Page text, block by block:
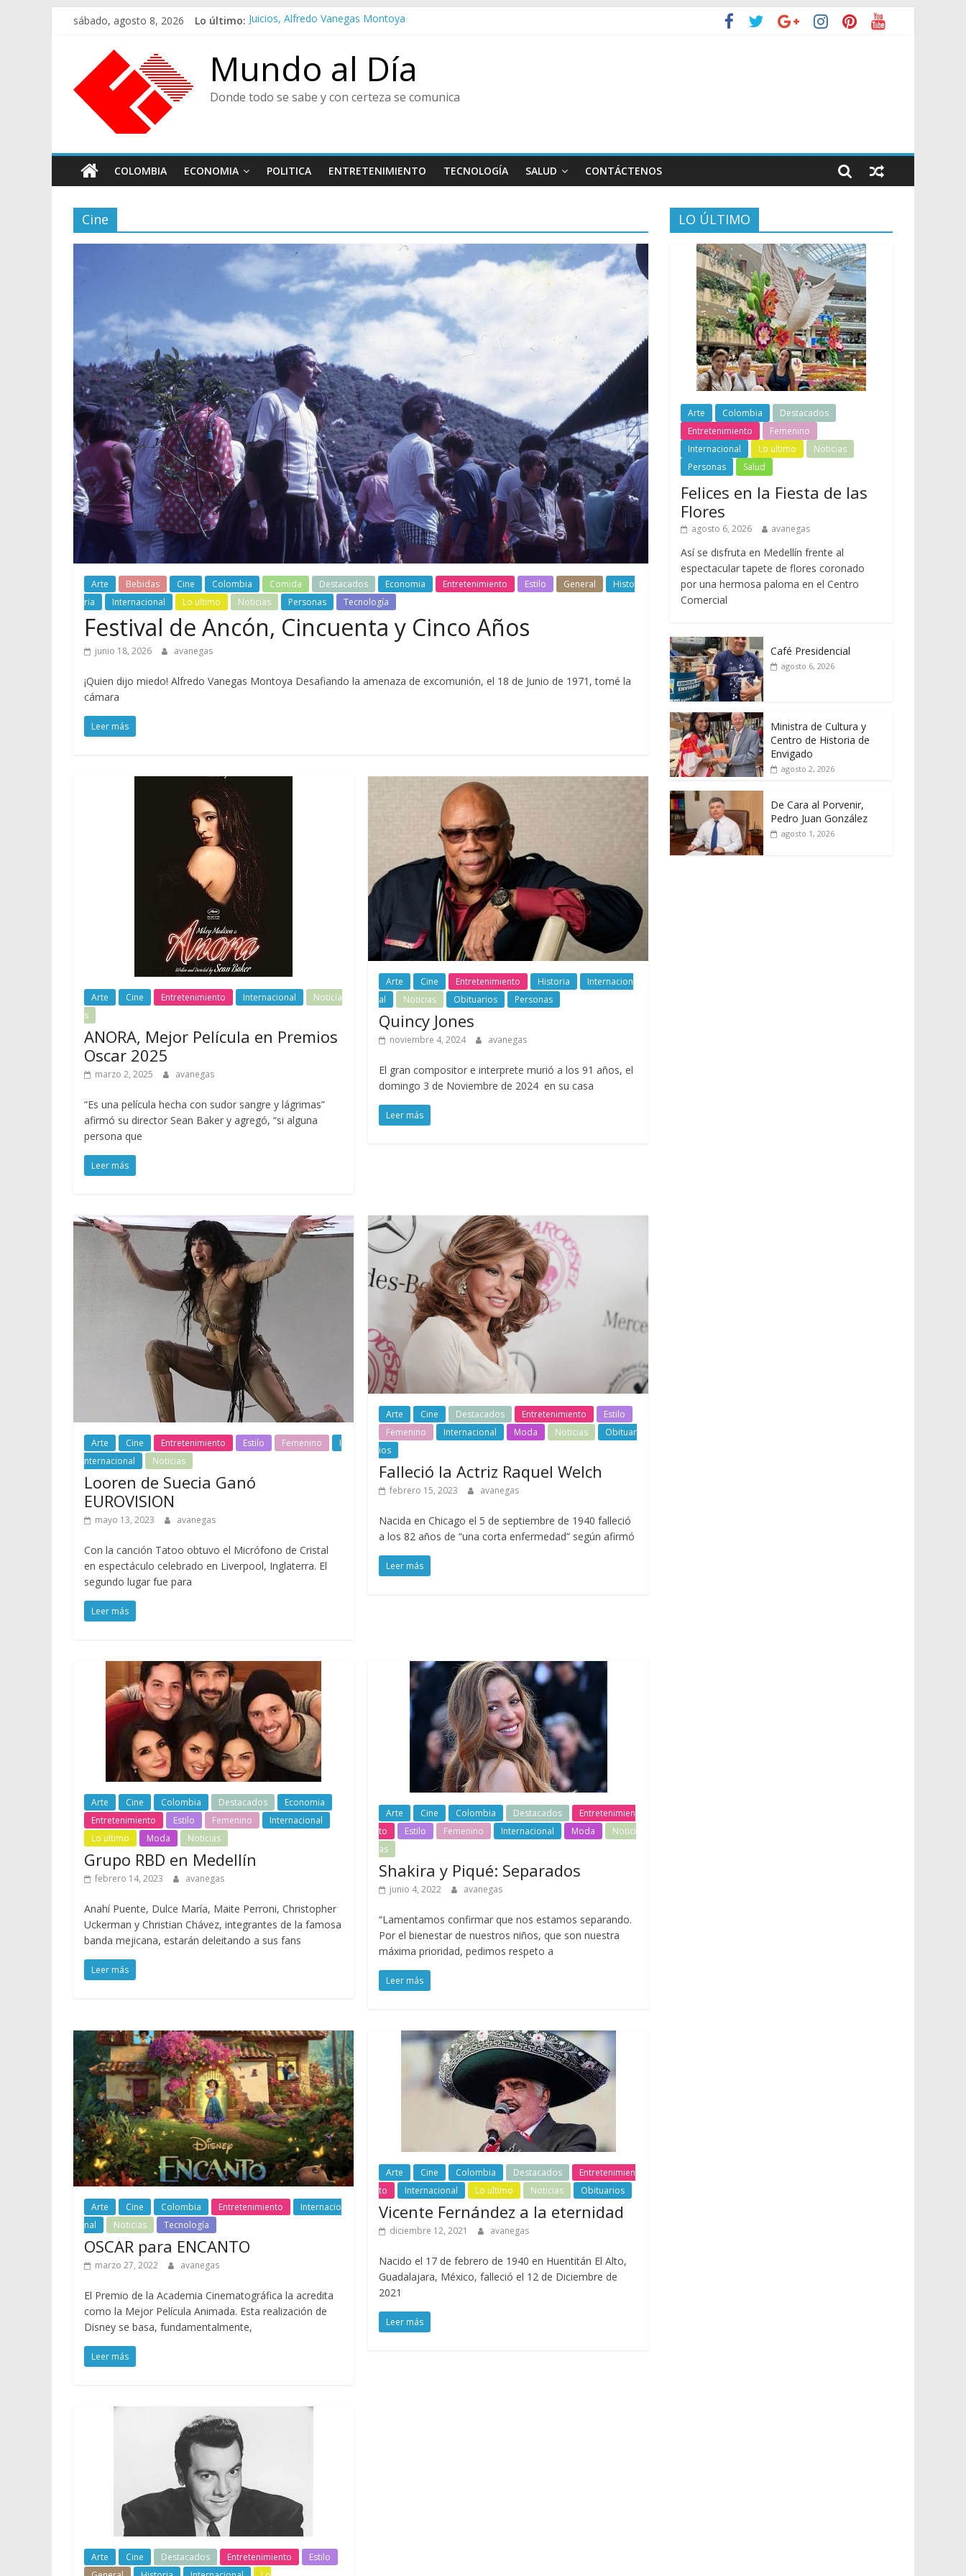
Saltarsábado, agosto 8, 2026 Lo último: Juicios, Alfredo Vanegas Montoya
Café Presidencial
Ministra de Cultura y Centro de Historia de Envigado
De Cara al Porvenir, Pedro Juan González
Mundo al Día
Donde todo se sabe y con certeza se comunica
COLOMBIA ECONOMIA POLITICA ENTRETENIMIENTO TECNOLOGÍA SALUD CONTÁCTENOS
Cine
Arte Bebidas Cine Colombia Comida Destacados Economia Entretenimiento Estilo General
Histo
ria
Internacional Lo ultimo Noticias Personas Tecnología
Festival de Ancón, Cincuenta y Cinco Años
junio 18, 2026 avanegas
¡Quien dijo miedo! Alfredo Vanegas Montoya Desafiando la amenaza de excomunión, el 18 de Junio de 1971, tomé la
cámara
Leer más
Arte Cine Entretenimiento Internacional
Noticia
s
ANORA, Mejor Película en Premios
Oscar 2025
marzo 2, 2025 avanegas
“Es una película hecha con sudor sangre y lágrimas”
afirmó su director Sean Baker y agregó, “si alguna
persona que
Leer más
Arte Cine Entretenimiento Historia
Internacion
al
Noticias Obituarios Personas
Quincy Jones
noviembre 4, 2024 avanegas
El gran compositor e interprete murió a los 91 años, el
domingo 3 de Noviembre de 2024 en su casa
Leer más
Arte Cine Entretenimiento Estilo Femenino
I
nternacional
Noticias
Looren de Suecia Ganó
EUROVISION
mayo 13, 2023 avanegas
Con la canción Tatoo obtuvo el Micrófono de Cristal
en espectáculo celebrado en Liverpool, Inglaterra. El
segundo lugar fue para
Leer más
Arte Cine Destacados Entretenimiento
Estilo
Femenino
Internacional Moda Noticias
Obituar
ios
Falleció la Actriz Raquel Welch
febrero 15, 2023 avanegas
Nacida en Chicago el 5 de septiembre de 1940 falleció
a los 82 años de “una corta enfermedad” según afirmó
Leer más
Arte Cine Colombia Destacados
Economia
Entretenimiento
Estilo Femenino
Internacional
Lo ultimo
Moda Noticias
Grupo RBD en Medellín
febrero 14, 2023 avanegas
Anahí Puente, Dulce María, Maite Perroni, Christopher
Uckerman y Christian Chávez, integrantes de la famosa
banda mejicana, estarán deleitando a sus fans
Leer más
Arte Cine Colombia Destacados
Entretenimien
to
Estilo Femenino Internacional Moda
Notici
as
Shakira y Piqué: Separados
junio 4, 2022 avanegas
“Lamentamos confirmar que nos estamos separando.
Por el bienestar de nuestros niños, que son nuestra
máxima prioridad, pedimos respeto a
Leer más
Arte Cine Colombia Entretenimiento
Internacio
nal
Noticias Tecnología
OSCAR para ENCANTO
marzo 27, 2022 avanegas
El Premio de la Academia Cinematográfica la acredita
como la Mejor Película Animada. Esta realización de
Disney se basa, fundamentalmente,
Leer más
Arte Cine Colombia Destacados
Entretenimien
to
Internacional Lo ultimo Noticias Obituarios
Vicente Fernández a la eternidad
diciembre 12, 2021 avanegas
Nacido el 17 de febrero de 1940 en Huentitán El Alto,
Guadalajara, México, falleció el 12 de Diciembre de
2021
Leer más
Arte Cine Destacados Entretenimiento
Estilo
LO ÚLTIMO
Arte Colombia
Destacados
Entretenimiento
Femenino
Internacional
Lo ultimo
Noticias
Personas
Salud
Felices en la Fiesta de las
Flores
agosto 6, 2026 avanegas
Así se disfruta en Medellín frente al
espectacular tapete de flores coronado
por una hermosa paloma en el Centro
Comercial
Café Presidencial
agosto 6, 2026
Ministra de Cultura y
Centro de Historia de
Envigado
agosto 2, 2026
De Cara al Porvenir,
Pedro Juan González
agosto 1, 2026